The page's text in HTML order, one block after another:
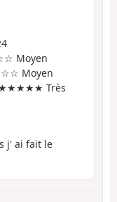
Moyen
Moyen
Très
j' ai fait le